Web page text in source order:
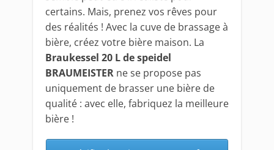
certains. Mais, prenez vos rêves pour
des réalités ! Avec la cuve de brassage à
bière, créez votre bière maison. La
Braukessel 20 L de speidel
BRAUMEISTER ne se propose pas
uniquement de brasser une bière de
qualité : avec elle, fabriquez la meilleure
bière !